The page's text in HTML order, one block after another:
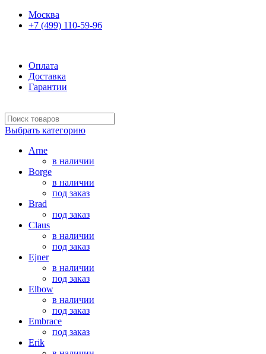
Москва
+7 (499) 110-59-96
Оплата
Доставка
Гарантии
Выбрать категорию
Arne
в наличии
Borge
в наличии
под заказ
Brad
под заказ
Claus
в наличии
под заказ
Ejner
в наличии
под заказ
Elbow
в наличии
под заказ
Embrace
под заказ
Erik